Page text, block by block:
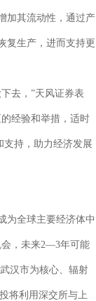
加其流动性，通过产
复生产，进而支持更
去，”天风证券表
经验和举措，适时
持，助力经济发展
为全球主要经济体中
会，未来2—3年可能
汉市为核心、辐射
将利用深交所与上